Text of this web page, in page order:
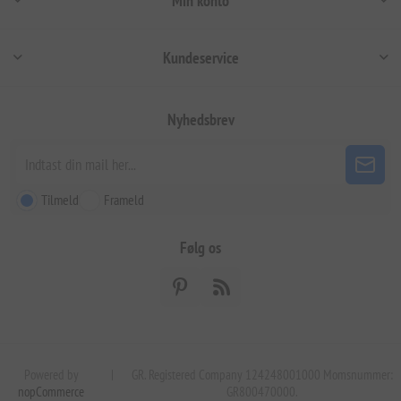
Kundeservice
Nyhedsbrev
Tilmeld Frameld
Følg os
nopCommerce